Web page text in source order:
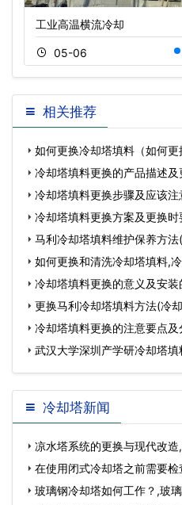
工业高温横流冷却
05-06
相关推荐
如何更换冷却塔填料（如何
换的申
冷却塔填料更换的产品描述
冷却塔填料更换步骤及应该
冷却塔填料更换方案及更换
期 马利冷却塔填料维护保养方
如何更换和清洗冷却塔填料,
冷却塔填料更换的意义及安
装 更换马利冷却塔填料方法(冷
冷却塔填料更换的注意要点
效 武汉大学深圳产学研冷却塔填
冷却塔新闻
凉水塔系统的更换与现代改
在使用闭式冷却塔之前需要检
… 玻璃钢冷却塔如何工作？,玻